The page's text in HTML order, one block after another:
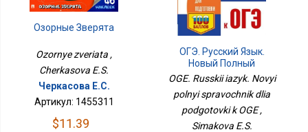
Озорные Зверята
Ozornye zveriata ,
Cherkasova E.S.
Черкасова Е.С.
Артикул: 1455311
$11.39
ОГЭ. Русский Язык.
Новый Полный
Справочник Для
Подготовки К ОГЭ
OGE. Russkii iazyk. Novyi
polnyi spravochnik dlia
podgotovki k OGE ,
Simakova E.S.